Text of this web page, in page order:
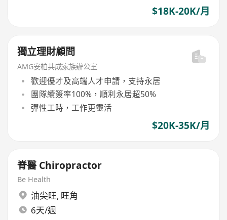
$18K-20K/月
獨立理財顧問
AMG安柏共成家族辦公室
歡迎優才及高端人才申請，支持永居
團隊續簽率100%，順利永居超50%
彈性工時，工作更靈活
$20K-35K/月
脊醫 Chiropractor
Be Health
油尖旺, 旺角
6天/週